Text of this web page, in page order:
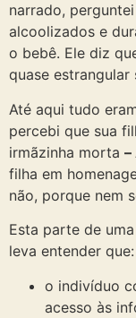
narrado,
alcoolizados e
o bebê. Ele diz
quase estrangular
Até aqui tudo
percebi que sua
irmãzinha morta –
filha em
não, porque nem
Esta parte de
leva entender que:
o indivíduo
acesso às